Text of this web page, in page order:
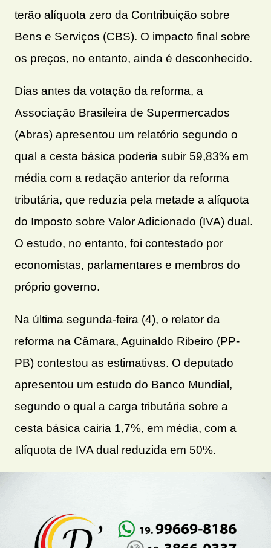
terão alíquota zero da Contribuição sobre
Bens e Serviços (CBS). O impacto final sobre
os preços, no entanto, ainda é desconhecido.
Dias antes da votação da reforma, a
Associação Brasileira de Supermercados
(Abras) apresentou um relatório segundo o
qual a cesta básica poderia subir 59,83% em
média com a redação anterior da reforma
tributária, que reduzia pela metade a alíquota
do Imposto sobre Valor Adicionado (IVA) dual.
O estudo, no entanto, foi contestado por
economistas, parlamentares e membros do
próprio governo.
Na última segunda-feira (4), o relator da
reforma na Câmara, Aguinaldo Ribeiro (PP-
PB) contestou as estimativas. O deputado
apresentou um estudo do Banco Mundial,
segundo o qual a carga tributária sobre a
cesta básica cairia 1,7%, em média, com a
alíquota de IVA dual reduzida em 50%.